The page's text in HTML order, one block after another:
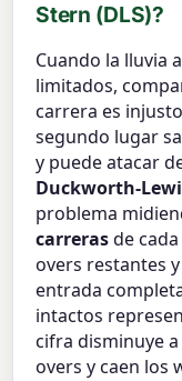
Stern (DLS)?
Cuando la lluvia
limitados,
carrera es
segundo lugar
y puede atacar
Duckworth-
problema
carrerasde
overs restantes
entrada
intactos
cifra disminuye
overs y caen los